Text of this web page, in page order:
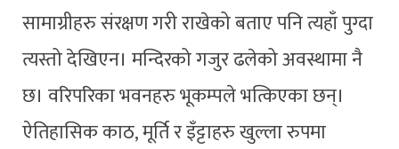
सामाग्रीहरु संरक्षण गरी राखेको बताए पनि त्यहाँ पुग्दा
त्यस्तो देखिएन। मन्दिरको गजुर ढलेको अवस्थामा नै
छ। वरिपरिका भवनहरु भूकम्पले भत्किएका छन्।
ऐतिहासिक काठ, मूर्ति र इँट्टाहरु खुल्ला रुपमा